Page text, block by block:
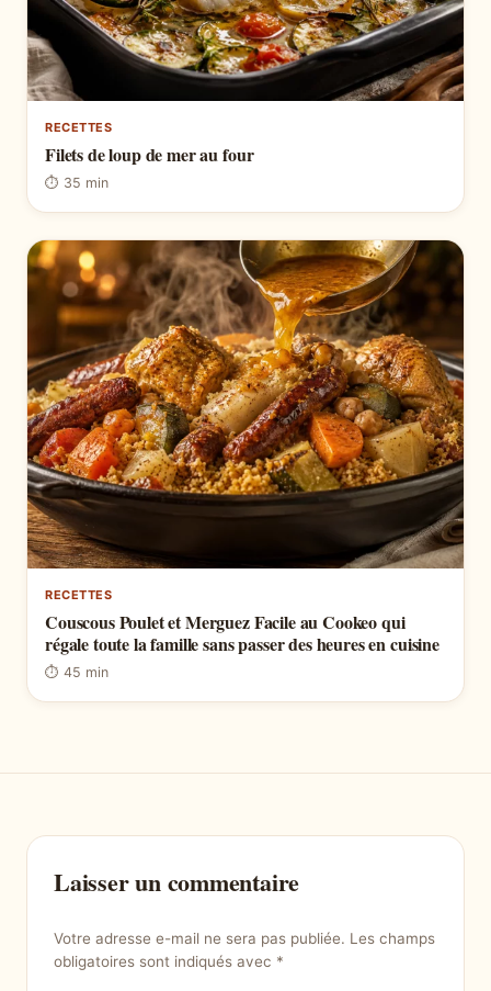
RECETTES
Filets de loup de mer au four
⏱ 35 min
RECETTES
Couscous Poulet et Merguez Facile au Cookeo qui
régale toute la famille sans passer des heures en cuisine
⏱ 45 min
Laisser un commentaire
Votre adresse e-mail ne sera pas publiée. Les champs
obligatoires sont indiqués avec *